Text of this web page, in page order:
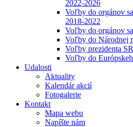
2022-2026
Voľby do orgánov
2018-2022
Voľby do orgánov
Voľby do Národnej
Voľby prezidenta
Voľby do
Udalosti
Aktuality
Kalendár akcií
Fotogalerie
Kontakt
Mapa webu
Napíšte nám